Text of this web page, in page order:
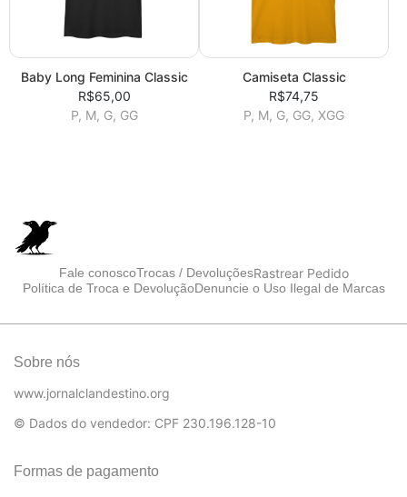
Baby Long Feminina Classic
R$65,00
P, M, G, GG
Camiseta Classic
R$74,75
P, M, G, GG, XGG
Fale conoscoTrocas / DevoluçõesRastrear Pedido
Política de Troca e DevoluçãoDenuncie o Uso Ilegal de Marcas
Sobre nós
www.jornalclandestino.org
© Dados do vendedor: CPF 230.196.128-10
Formas de pagamento